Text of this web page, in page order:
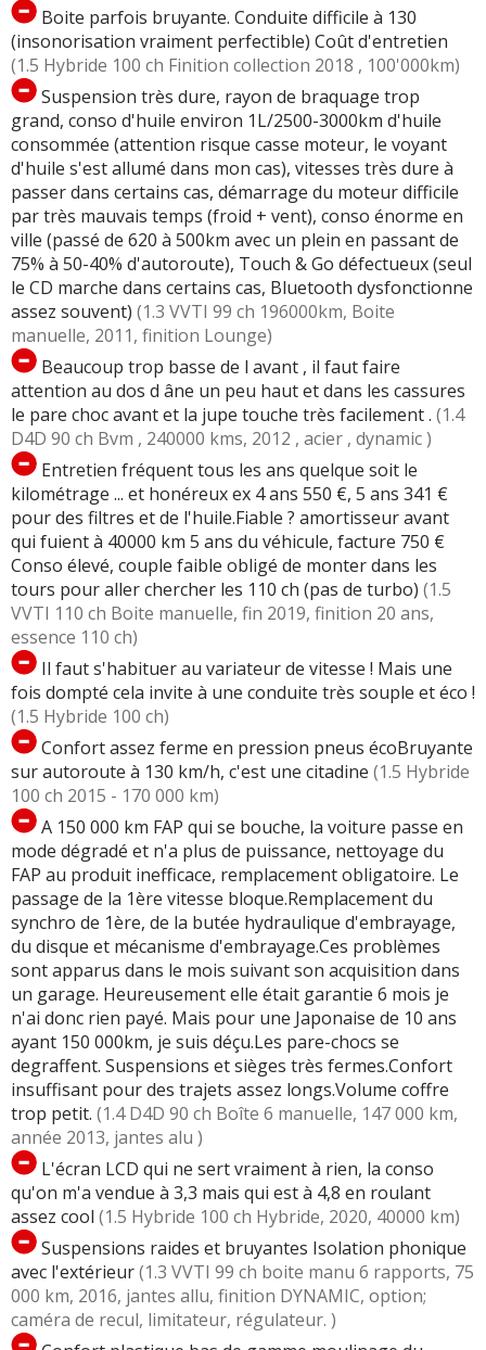
Boite parfois bruyante. Conduite difficile à 130
(insonorisation vraiment perfectible) Coût d'entretien
(1.5 Hybride 100 ch Finition collection 2018 , 100'000km)
Suspension très dure, rayon de braquage trop
grand, conso d'huile environ 1L/2500-3000km d'huile
consommée (attention risque casse moteur, le voyant
d'huile s'est allumé dans mon cas), vitesses très dure à
passer dans certains cas, démarrage du moteur difficile
par très mauvais temps (froid + vent), conso énorme en
ville (passé de 620 à 500km avec un plein en passant de
75% à 50-40% d'autoroute), Touch & Go défectueux (seul
le CD marche dans certains cas, Bluetooth dysfonctionne
assez souvent) (1.3 VVTI 99 ch 196000km, Boite
manuelle, 2011, finition Lounge)
Beaucoup trop basse de l avant , il faut faire
attention au dos d âne un peu haut et dans les cassures
le pare choc avant et la jupe touche très facilement . (1.4
D4D 90 ch Bvm , 240000 kms, 2012 , acier , dynamic )
Entretien fréquent tous les ans quelque soit le
kilométrage ... et honéreux ex 4 ans 550 €, 5 ans 341 €
pour des filtres et de l'huile.Fiable ? amortisseur avant
qui fuient à 40000 km 5 ans du véhicule, facture 750 €
Conso élevé, couple faible obligé de monter dans les
tours pour aller chercher les 110 ch (pas de turbo) (1.5
VVTI 110 ch Boite manuelle, fin 2019, finition 20 ans,
essence 110 ch)
Il faut s'habituer au variateur de vitesse ! Mais une
fois dompté cela invite à une conduite très souple et éco !
(1.5 Hybride 100 ch)
Confort assez ferme en pression pneus écoBruyante
sur autoroute à 130 km/h, c'est une citadine (1.5 Hybride
100 ch 2015 - 170 000 km)
A 150 000 km FAP qui se bouche, la voiture passe en
mode dégradé et n'a plus de puissance, nettoyage du
FAP au produit inefficace, remplacement obligatoire. Le
passage de la 1ère vitesse bloque.Remplacement du
synchro de 1ère, de la butée hydraulique d'embrayage,
du disque et mécanisme d'embrayage.Ces problèmes
sont apparus dans le mois suivant son acquisition dans
un garage. Heureusement elle était garantie 6 mois je
n'ai donc rien payé. Mais pour une Japonaise de 10 ans
ayant 150 000km, je suis déçu.Les pare-chocs se
degraffent. Suspensions et sièges très fermes.Confort
insuffisant pour des trajets assez longs.Volume coffre
trop petit. (1.4 D4D 90 ch Boîte 6 manuelle, 147 000 km,
année 2013, jantes alu )
L'écran LCD qui ne sert vraiment à rien, la conso
qu'on m'a vendue à 3,3 mais qui est à 4,8 en roulant
assez cool (1.5 Hybride 100 ch Hybride, 2020, 40000 km)
Suspensions raides et bruyantes Isolation phonique
avec l'extérieur(1.3 VVTI 99 ch boite manu 6 rapports, 75
000 km, 2016, jantes allu, finition DYNAMIC, option;
caméra de recul, limitateur, régulateur. )